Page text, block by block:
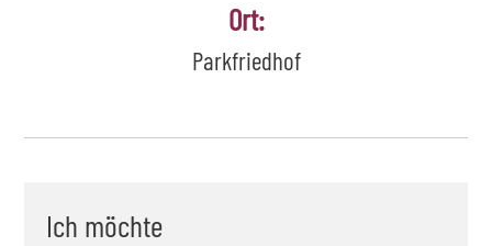
Ort:
Parkfriedhof
Ich möchte